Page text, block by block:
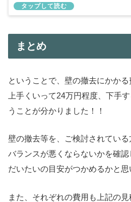
まとめ
ということで、壁の撤去にかかる
上手くいって24万円程度、下手
うことが分かりました！！
壁の撤去等を、ご検討されている
バランスが悪くならないかを確認
だいたいの目安がつかめるかと思
また、それぞれの費用も上記の